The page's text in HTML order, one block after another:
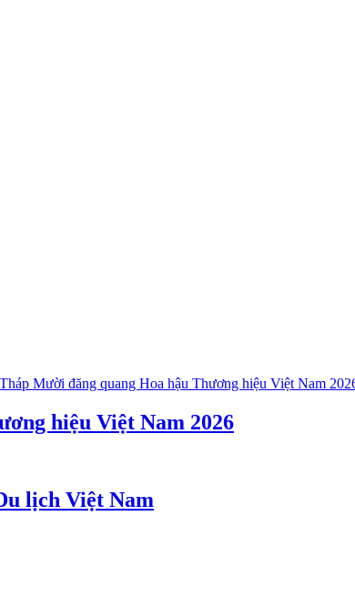
hiệu Việt Nam 2026
lịch Việt Nam